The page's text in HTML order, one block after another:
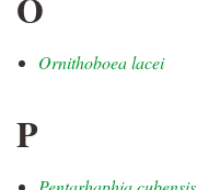
Ornithoboea lacei
P